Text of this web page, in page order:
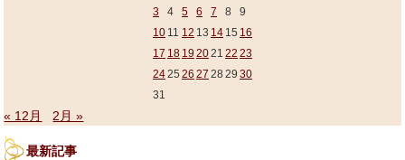
3
4 5 6 7 8
9
10 11 12 13 14 15 16
17 18 19 2021 22 23
2425 26 27 28 29 30
31
« 12月 2月 »
最新記事